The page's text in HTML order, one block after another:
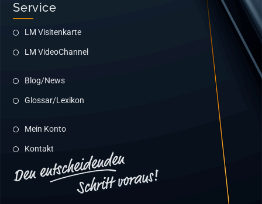
Service
LM Visitenkarte
LM VideoChannel
Blog/News
Glossar/Lexikon
Mein Konto
Kontakt